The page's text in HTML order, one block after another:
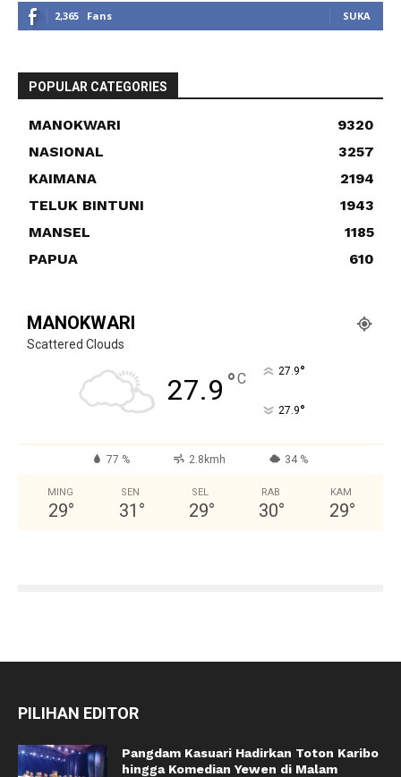
2,365 Fans SUKA
POPULAR CATEGORIES
MANOKWARI
9320
NASIONAL
3257
KAIMANA
2194
TELUK BINTUNI
1943
MANSEL
1185
PAPUA
610
MANOKWARI
Scattered Clouds
27.9 °C 27.9°
27.9°
77 % 2.8kmh 34 %
MING
29°
SEN
31 °
SEL
29°
RAB
30°
KAM
29°
PILIHAN EDITOR
Pangdam Kasuari Hadirkan Toton Karibo
hingga Komedian Yewen di Malam